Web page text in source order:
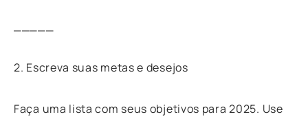
2. Escreva suas metas e desejos
Faça uma lista com seus objetivos para 2025. Use